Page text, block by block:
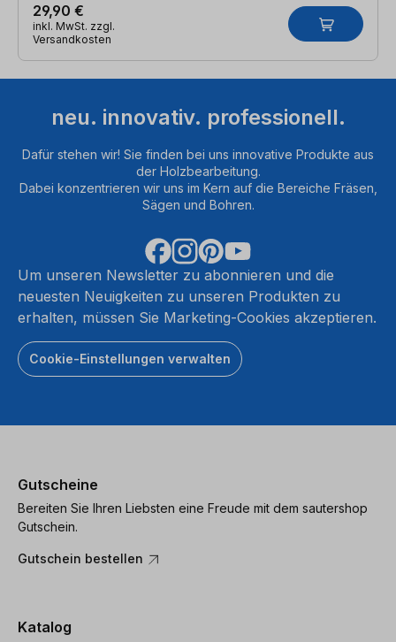
29,90 €
inkl. MwSt. zzgl.
Versandkosten
neu. innovativ. professionell.
Dafür stehen wir! Sie finden bei uns innovative Produkte aus
der Holzbearbeitung.
Dabei konzentrieren wir uns im Kern auf die Bereiche Fräsen,
Sägen und Bohren.
Um unseren Newsletter zu abonnieren und die
neuesten Neuigkeiten zu unseren Produkten zu
erhalten, müssen Sie Marketing-Cookies akzeptieren.
Cookie-Einstellungen verwalten
Gutscheine
Bereiten Sie Ihren Liebsten eine Freude mit dem sautershop
Gutschein.
Gutschein bestellen
Katalog